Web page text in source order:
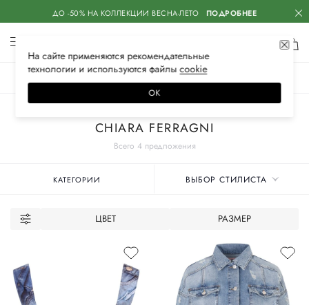
ДО -50% НА КОЛЛЕКЦИИ ВЕСНА-ЛЕТО ПОДРОБНЕЕ
Всего 4 предложения
CHIARA FERRAGNI
КАТЕГОРИИ ВЫБОР СТИЛИСТА
ЦВЕТ РАЗМЕР
На сайте применяются рекомендательные
технологии и используются файлысооkiе
ОК